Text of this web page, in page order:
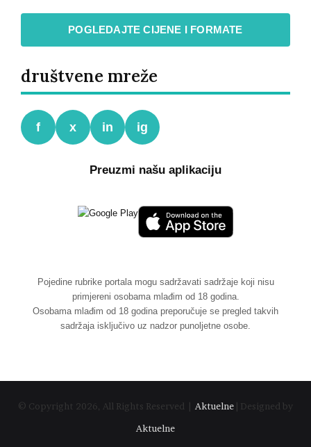
POGLEDAJTE CIJENE I FORMATE
društvene mreže
f x in ig
Preuzmi našu aplikaciju
Pojedine rubrike portala mogu sadržavati sadržaje koji nisu
primjereni osobama mlađim od 18 godina.
Osobama mlađim od 18 godina preporučuje se pregled takvih
sadržaja isključivo uz nadzor punoljetne osobe.
© Copyright 2026, All Rights Reserved | Aktuelne | Designed by
Aktuelne